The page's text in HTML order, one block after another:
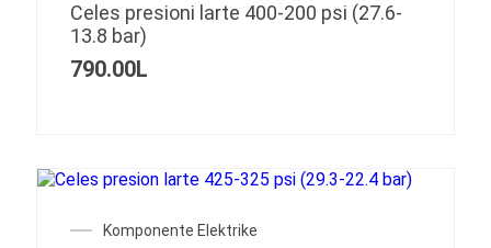
Celes presioni larte 400-200 psi (27.6-
13.8 bar)
790.00L
Komponente Elektrike